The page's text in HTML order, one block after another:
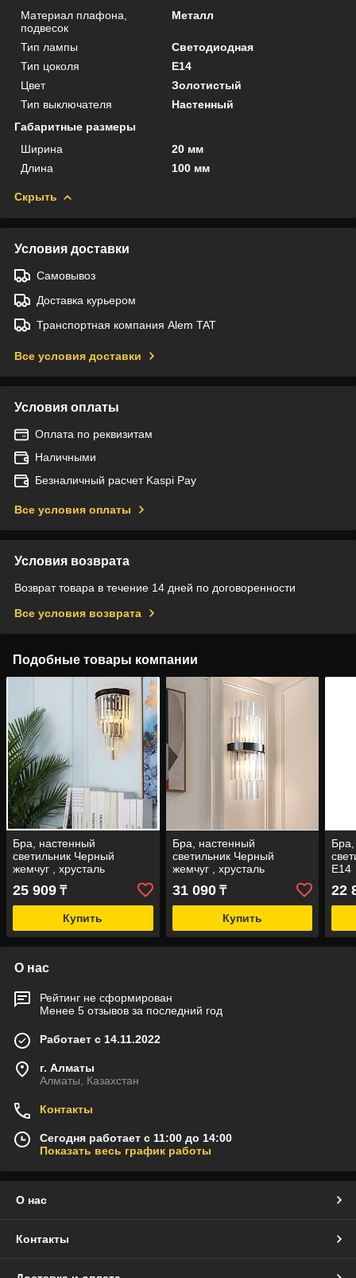
Материал плафона,
подвесок
Металл
Тип лампы
Светодиодная
Тип цоколя
E14
Цвет
Золотистый
Тип выключателя
Настенный
Габаритные размеры
Ширина
20 мм
Длина
100 мм
Скрыть
Условия доставки
Самовывоз
Доставка курьером
Транспортная компания Alem TAT
Все условия доставки
Условия оплаты
Оплата по реквизитам
Наличными
Безналичный расчет Kaspi Pay
Все условия оплаты
Условия возврата
Возврат товара в течение 14 дней по договоренности
Все условия возврата
Подобные товары компании
Бра, настенный
светильник Черный
жемчуг , хрусталь
настенный Е14
25 909 ₸
Купить
Бра, настенный
светильник Черный
жемчуг , хрусталь
настенный черный Е14
31 090₸
Купить
Е14
22
О нас
Рейтинг не сформирован
Менее 5 отзывов за последний год
Работает с 14.11.2022
г. Алматы
Алматы, Казахстан
Контакты
Сегодня работает с 11:00 до 14:00
Показать весь график работы
О нас
Контакты